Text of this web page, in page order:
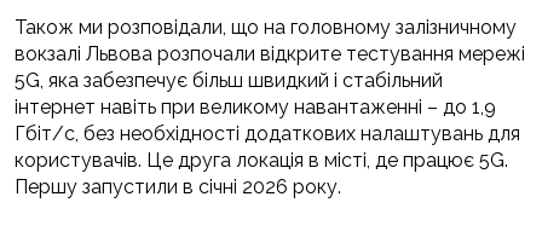
Також ми розповідали, що на головному залізничному
вокзалі Львова розпочали відкрите тестування мережі
5G, яка забезпечує більш швидкий і стабільний
інтернет навіть при великому навантаженні – до 1,9
Гбіт/с, без необхідності додаткових налаштувань для
користувачів. Це друга локація в місті, де працює 5G.
Першу запустили в січні 2026 року.